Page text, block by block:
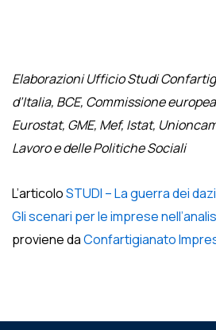
Elaborazioni Ufficio Studi
d’Italia, BCE, Commissione
Eurostat, GME, Mef, Istat,
Lavoro e delle Politiche Sociali
L’articoloSTUDI – La guerra dei
Gli scenari per le imprese
proviene daConfartigianato